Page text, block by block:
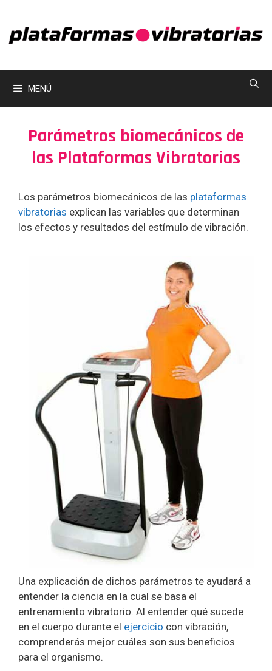
contenido
MENÚ
Parámetros biomecánicos de
las Plataformas Vibratorias
Los parámetros biomecánicos de las plataformas
vibratorias explican las variables que determinan
los efectos y resultados del estímulo de vibración.
Una explicación de dichos parámetros te ayudará a
entender la ciencia en la cual se basa el
entrenamiento vibratorio. Al entender qué sucede
en el cuerpo durante el ejercicio con vibración,
comprenderás mejor cuáles son sus beneficios
para el organismo.